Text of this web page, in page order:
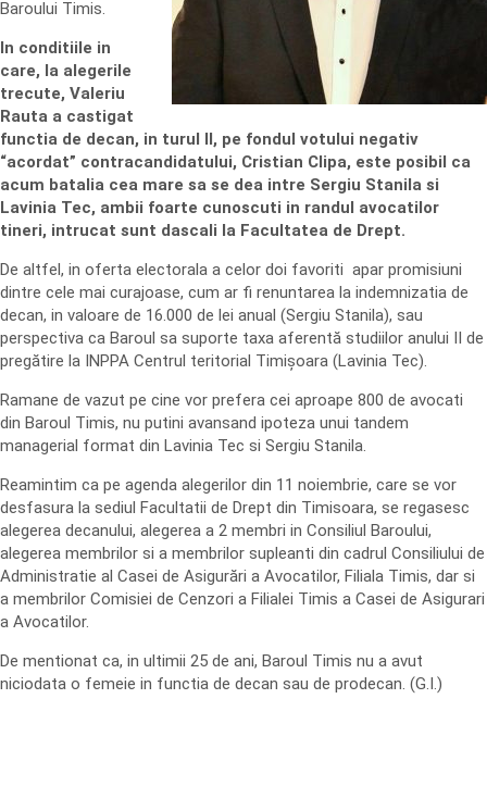
Baroului Timis.
In conditiile in
care, la alegerile
trecute, Valeriu
Rauta a castigat
functia de decan, in turul II, pe fondul votului negativ
“acordat” contracandidatului, Cristian Clipa, este posibil ca
acum batalia cea mare sa se dea intre Sergiu Stanila si
Lavinia Tec, ambii foarte cunoscuti in randul avocatilor
tineri, intrucat sunt dascali la Facultatea de Drept.
De altfel, in oferta electorala a celor doi favoriti apar promisiuni
dintre cele mai curajoase, cum ar fi renuntarea la indemnizatia de
decan, in valoare de 16.000 de lei anual (Sergiu Stanila), sau
perspectiva ca Baroul sa suporte taxa aferentă studiilor anului II de
pregătire la INPPA Centrul teritorial Timișoara (Lavinia Tec).
Ramane de vazut pe cine vor prefera cei aproape 800 de avocati
din Baroul Timis, nu putini avansand ipoteza unui tandem
managerial format din Lavinia Tec si Sergiu Stanila.
Reamintim ca pe agenda alegerilor din 11 noiembrie, care se vor
desfasura la sediul Facultatii de Drept din Timisoara, se regasesc
alegerea decanului, alegerea a 2 membri in Consiliul Baroului,
alegerea membrilor si a membrilor supleanti din cadrul Consiliului de
Administratie al Casei de Asigurări a Avocatilor, Filiala Timis, dar si
a membrilor Comisiei de Cenzori a Filialei Timis a Casei de Asigurari
a Avocatilor.
De mentionat ca, in ultimii 25 de ani, Baroul Timis nu a avut
niciodata o femeie in functia de decan sau de prodecan. (G.I.)